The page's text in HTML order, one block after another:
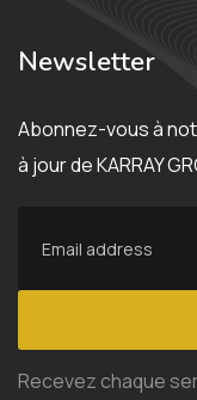
Newsletter
Abonnez-vous à
à jour de KARRAY
Recevez chaque